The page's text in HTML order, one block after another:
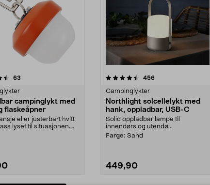
63
campinglykt med
flaskeåpner
eller justerbart hvitt
lyset til situasjonen.
4.5 av 5 stjerner 456anmeldelser
Campinglykter
Northlight solcellelykt med
hank, oppladbar, USB-C
Solid oppladbar lampe til
innendørs og utendø...
Farge: Sand
449,90
4.5 av 5 stjerner